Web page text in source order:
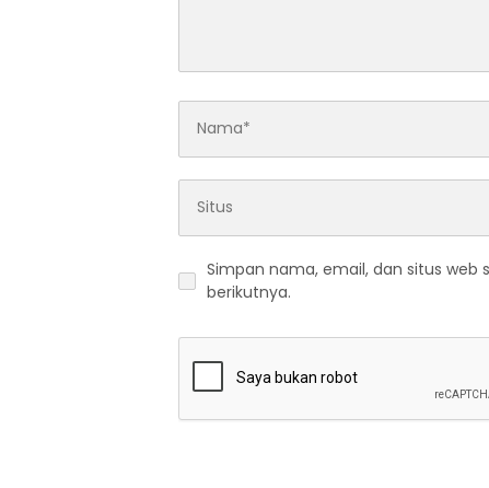
Simpan nama, email, dan situs
berikutnya.